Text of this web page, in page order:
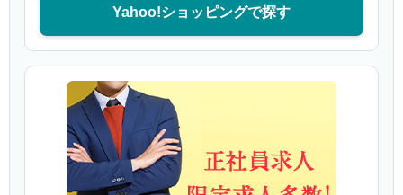
Yahoo!ショッピングで探す